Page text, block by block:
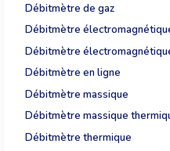
Débitmètre de gaz
Débitmètre
Débitmètre
Débitmètre en ligne
Débitmètre massique
Débitmètre massique
Débitmètre thermique